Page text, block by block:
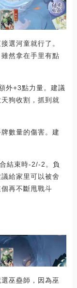
選河童就行了。
然拿在手里有點
外+3點力量。建議
狗收割，抓到就
數量的傷害。建
結束時-2/-2。負
給家里可以被舍
再不斷甩戰斗
巫蠱師，因為巫